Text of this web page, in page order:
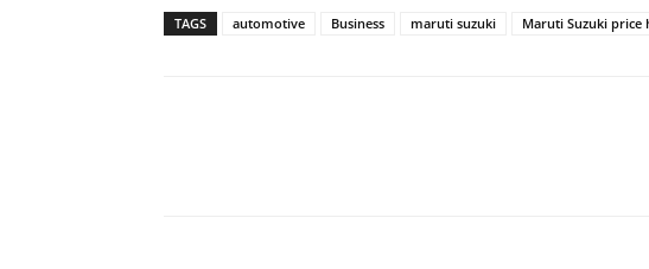
TAGS automotive Business maruti suzuki Maruti Suzuki price